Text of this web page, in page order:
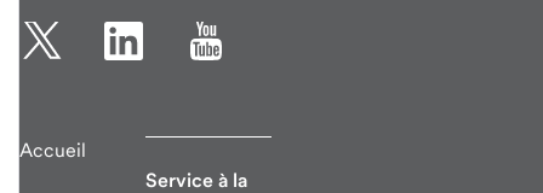
Accueil
Service à la